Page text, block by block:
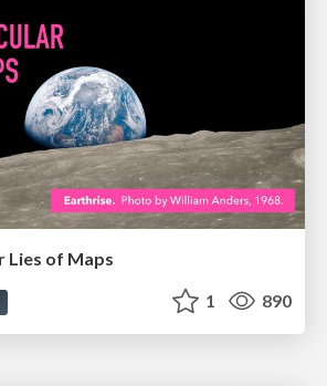
Lies of Maps
1 890